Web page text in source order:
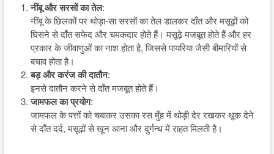
नींबू और सरसों का तेल:
नींबू के छिलकों पर थोड़ा-सा सरसों का तेल डालकर दाँत और मसूढ़ों को
घिसने से दाँत सफेद और चमकदार होते हैं। मसूढ़े मजबूत होते हैं और हर
प्रकार के जीवाणुओं का नाश होता है, जिससे पायरिया जैसी बीमारियों से
बचाव होता है।
बड़ और करंज की दातौन:
इनसे दातौन करने से दाँत मजबूत होते हैं।
जामफल का प्रयोग:
जामफल के पत्तों को चबाकर उसका रस मुँह में थोड़ी देर रखकर थूक देने
से दाँत दर्द, मसूढ़ों से खून आना और दुर्गन्ध में राहत मिलती है।